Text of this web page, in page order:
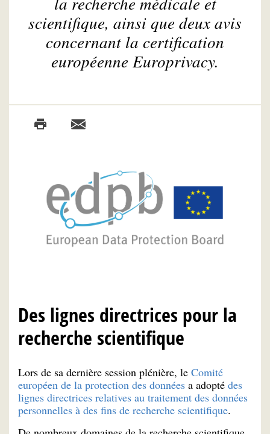
scientifique, ainsi que deux avis
concernant la certification
européenne Europrivacy.
Des lignes directrices pour la
recherche scientifique
Lors de sa dernière session plénière, le Comité
européen de la protection des données a adopté des
lignes directrices relatives au traitement des données
personnelles à des fins de recherche scientifique.